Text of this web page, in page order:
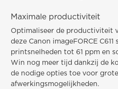
Maximale productiviteit
Optimaliseer de productiviteit
deze Canon imageFORCE C611
printsnelheden tot 61 ppm en
Win nog meer tijd dankzij de
de nodige opties toe voor
afwerkingsmogelijkheden.